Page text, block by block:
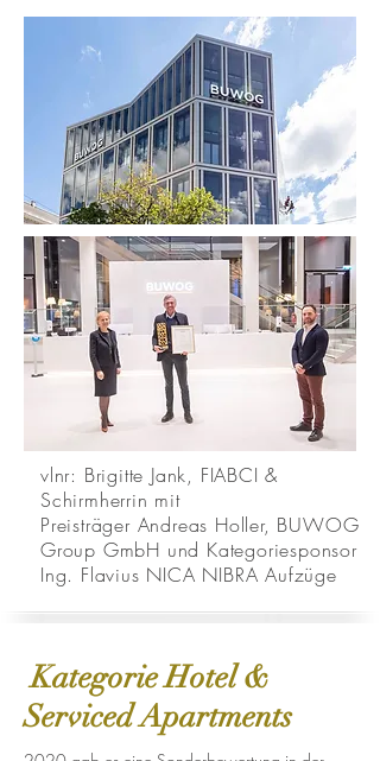
vlnr: Brigitte Jank, FIABCI &
Schirmherrin mit
Preisträger Andreas Holler, BUWOG
Group GmbH und Kategoriesponsor
Ing. Flavius NICA NIBRA Aufzüge
Kategorie Hotel &
Serviced Apartments